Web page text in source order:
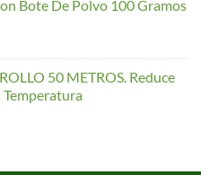
Bote De Polvo 100 Gramos
50 METROS. Reduce
Temperatura